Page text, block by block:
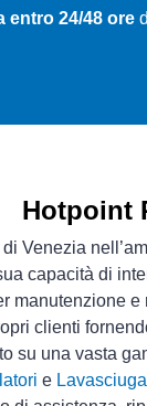
entro 24/48 ore
Hotpoint
Venezia
capacità di
manutenzione
clienti
su una vasta
e Lavasciuga